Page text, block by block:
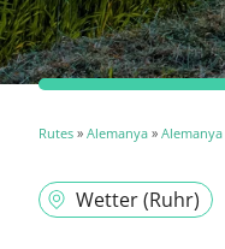
Rutes » Alemanya » Alemanya
Wetter (Ruhr)